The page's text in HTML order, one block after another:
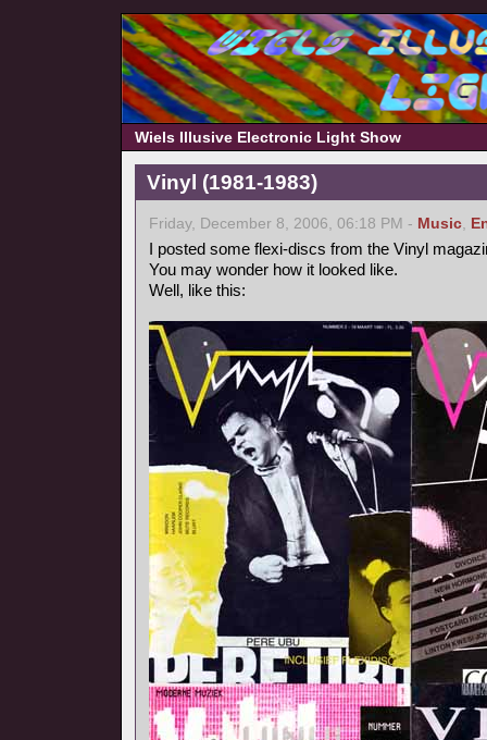
Wiels Illusive Electronic Light Show
Vinyl (1981-1983)
Friday, December 8, 2006, 06:18 PM - Music,
I posted some flexi-discs from the Vinyl
You may wonder how it looked like.
Well, like this: